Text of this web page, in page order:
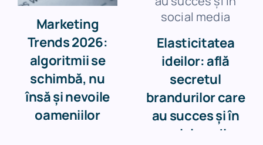
Marketing
Trends 2026:
algoritmii se
schimbă, nu
însă și nevoile
oameniilor
Elasticitatea
ideilor: află
secretul
brandurilor care
au succes și în
social media